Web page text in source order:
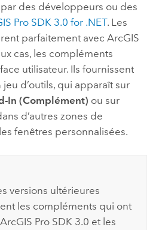
des développeurs ou des
Pro SDK 3.0 for .NET. Les
parfaitement avec ArcGIS
cas, les compléments
utilisateur. Ils fournissent
d’outils, qui apparaît sur
In (Complément) ou sur
d’autres zones de
fenêtres personnalisées.
versions ultérieures
les compléments qui ont
ArcGIS Pro SDK 3.0 et les